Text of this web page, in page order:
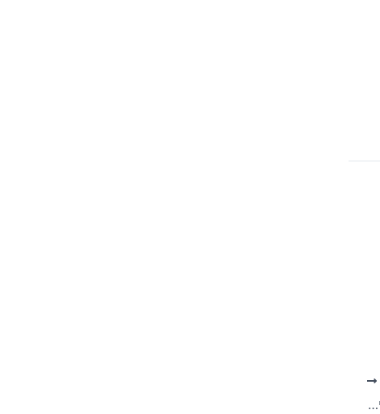
שף חושף איך להכין בקלות אורז מטוגן אוורירי כמו במסעדה בבית